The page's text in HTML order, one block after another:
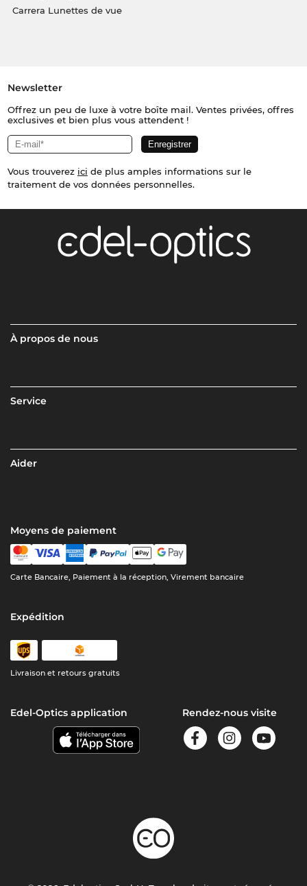
Carrera Lunettes de vue
Newsletter
Offrez un peu de luxe à votre boîte mail. Ventes privées, offres
exclusives et bien plus vous attendent !
Vous trouverez ici de plus amples informations sur le
traitement de vos données personnelles.
À propos de nous
Service
Aider
Moyens de paiement
Carte Bancaire, Paiement à la réception, Virement bancaire
Expédition
Livraison et retours gratuits
Edel-Optics application Rendez-nous visite